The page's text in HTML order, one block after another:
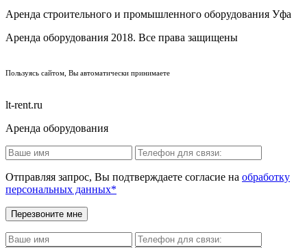
Аренда строительного и промышленного оборудования Уфа
Аренда оборудования 2018. Все права защищены
Пользуясь сайтом, Вы автоматически принимаете
lt-rent.ru
Аренда оборудования
Отправляя запрос, Вы подтверждаете согласие на обработку
персональных данных*